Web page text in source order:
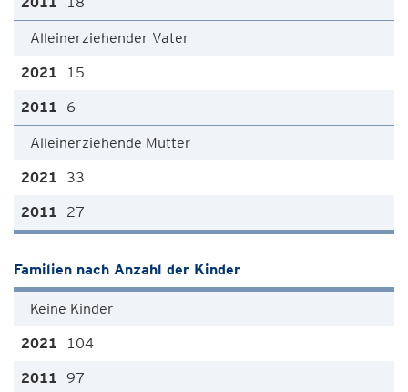
Alleinerziehender Vater
15
6
Alleinerziehende Mutter
33
27
Familien nach Anzahl der Kinder
Keine Kinder
104
97